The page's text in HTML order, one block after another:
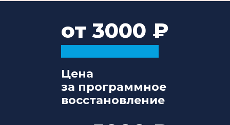
от 3000
Цена
за программное
восстановление